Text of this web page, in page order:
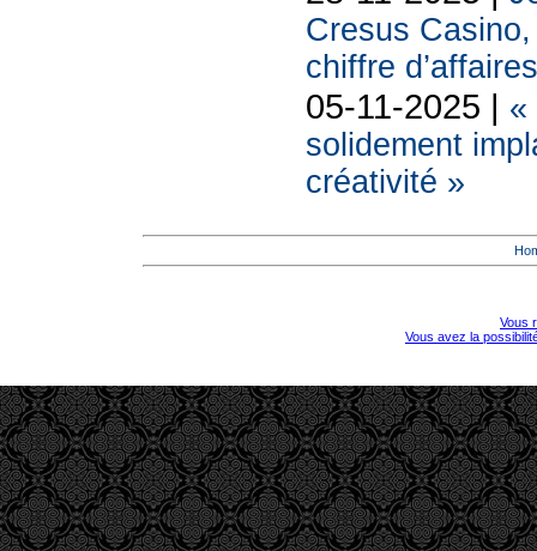
Cresus
chiffre d’affaires
05-11-2025 | «
solidement
créativité »
Vous
Vous avez la